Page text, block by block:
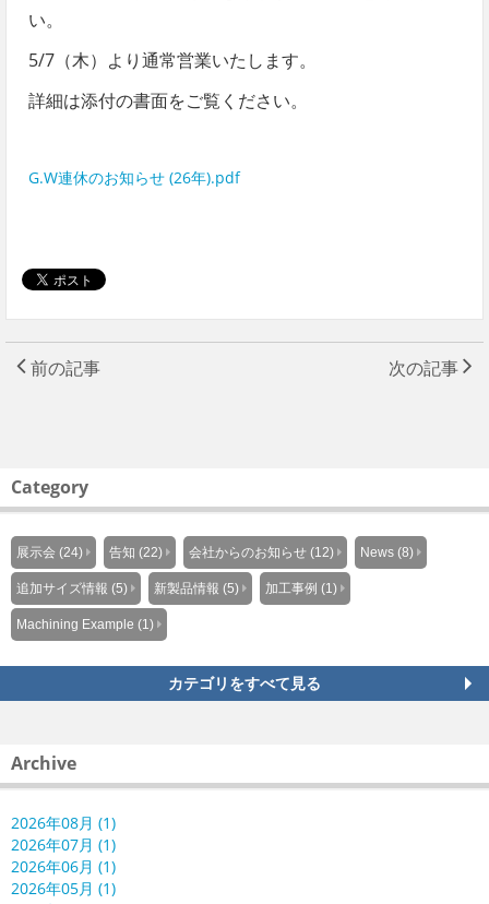
い。
5/7（木）より通常営業いたします。
詳細は添付の書面をご覧ください。
G.W連休のお知らせ (26年).pdf
前の記事 次の記事
Category
展示会 (24) 告知 (22) 会社からのお知らせ (12) News (8)
追加サイズ情報 (5) 新製品情報 (5) 加工事例 (1)
Machining Example (1)
カテゴリをすべて見る
Archive
2026年08月 (1)
2026年07月 (1)
2026年06月 (1)
2026年05月 (1)